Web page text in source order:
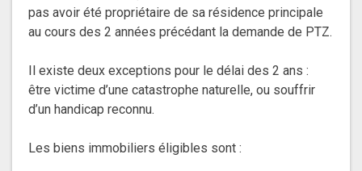
pas avoir été propriétaire de sa résidence principale
au cours des 2 années précédant la demande de PTZ.
Il existe deux exceptions pour le délai des 2 ans :
être victime d’une catastrophe naturelle, ou souffrir
d’un handicap reconnu.
Les biens immobiliers éligibles sont :